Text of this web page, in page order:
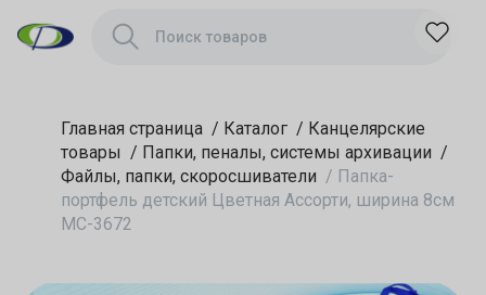
Главная страница / Каталог / Канцелярские
товары / Папки, пеналы, системы архивации /
Файлы, папки, скоросшиватели / Папка-
портфель детский Цветная Ассорти, ширина 8см
МС-3672